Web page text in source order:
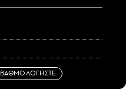
ΒΑΘΜΟΛΟΓΗΣΤΕ